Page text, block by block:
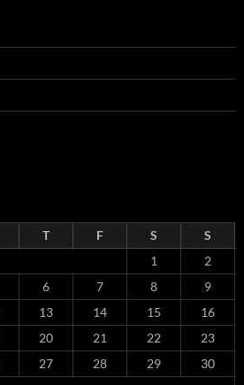
T F S
S
1
2
6 7 8
9
13 14 15
16
20 21 22
23
27 28 29
30